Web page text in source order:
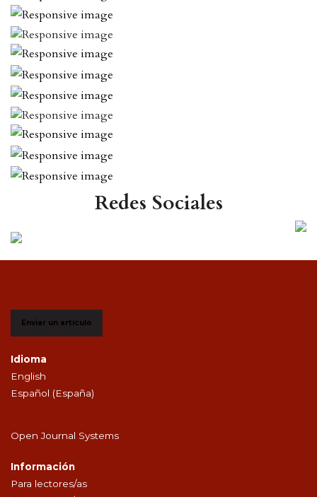
Redes Sociales
Enviar un artículo
Idioma
English
Español (España)
Open Journal Systems
Información
Para lectores/as